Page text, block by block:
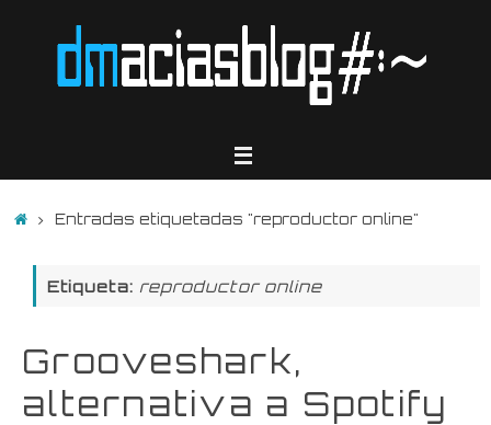
InicioEntradas etiquetadas "reproductor online"
Etiqueta: reproductor online
Grooveshark,
alternativa a Spotify